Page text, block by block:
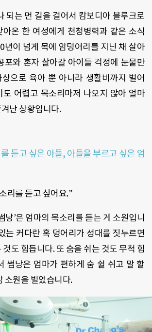
되는 먼 길을 걸어서 캄보디아 블루크로
온 한 여성에게 천청병력과 같은 소식
년이 넘게 목에 암덩어리를 지닌 채 살아
포와 혼자 살아갈 아이들 걱정에 눈물만
으로 육아 뿐 아니라 생활비까지 벌어
도 어렵고 목소리마저 나오지 않아 얼마
난 상황입니다.
듣고 싶은 아들, 아들을 부르고 싶은 엄
리를 듣고 싶어요.”
낭’은 엄마의 목소리를 듣는 게 소원입니
는 커다란 혹 덩어리가 성대를 짓누르면
도 힘듭니다. 또 숨을 쉬는 것도 무척 힘
썸낭은 엄마가 편하게 숨 쉴 쉬고 말 할
소원을 빌었습니다.